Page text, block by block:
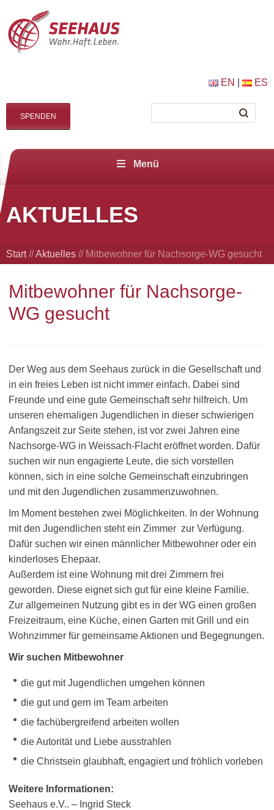
EN ES
SPENDEN
Menü
AKTUELLES
Start//Aktuelles // Mitbewohner für Nachsorge-WG gesucht
Mitbewohner für Nachsorge-
WG gesucht
Der Weg aus dem Seehaus zurück in die Gesellschaft und
in ein freies Leben ist nicht immer einfach. Dabei sind
Freunde und eine gute Gemeinschaft sehr hilfreich. Um
unseren ehemaligen Jugendlichen in dieser schwierigen
Anfangszeit zur Seite stehen, ist vor zwei Jahren eine
Nachsorge-WG in Weissach-Flacht eröffnet worden. Dafür
suchen wir nun engagierte Leute, die sich vorstellen
können, sich in eine solche Gemeinschaft einzubringen
und mit den Jugendlichen zusammenzuwohnen.
Im Moment bestehen zwei Möglichkeiten. In der Wohnung
mit den Jugendlichen steht ein Zimmer zur Verfügung.
Dafür suchen wir einen männlicher Mitbewohner oder ein
kinderloses Ehepaar.
Außerdem ist eine Wohnung mit drei Zimmern frei
geworden. Diese eignet sich gut für eine kleine Familie.
Zur allgemeinen Nutzung gibt es in der WG einen großen
Freizeitraum, eine Küche, einen Garten mit Grill und ein
Wohnzimmer für gemeinsame Aktionen und Begegnungen.
Wir suchen Mitbewohner
die gut mit Jugendlichen umgehen können
die gut und gern im Team arbeiten
die fachübergreifend arbeiten wollen
die Autorität und Liebe ausstrahlen
die Christsein glaubhaft, engagiert und fröhlich vorleben
Weitere Informationen:
Seehaus e.V.. – Ingrid Steck